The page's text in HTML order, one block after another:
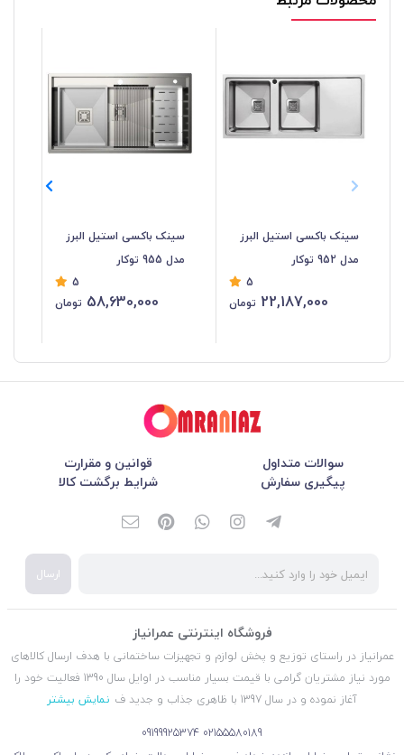
سینک باکسی استیل البرز
مدل 952 توکار
5
22,187,000 تومان
سینک باکسی استیل البرز
مدل 955 توکار
5
58,630,000 تومان
سوالات متداول
قوانین و مقرارت
پیگیری سفارش
شرایط برگشت کالا
ارسال
فروشگاه اینترنتی عمرانیاز
عمرانیاز در راستای توزیع و پخش لوازم و تجهیزات ساختمانی با هدف ارسال کالاهای
مورد نیاز مشتریان گرامی با قیمت بسیار مناسب در اوایل سال 1390 فعالیت خود را
آغاز نموده و در سال 1397 با ظاهری جذاب و جدید ف
نمایش بیشتر
02155580189
09199925374